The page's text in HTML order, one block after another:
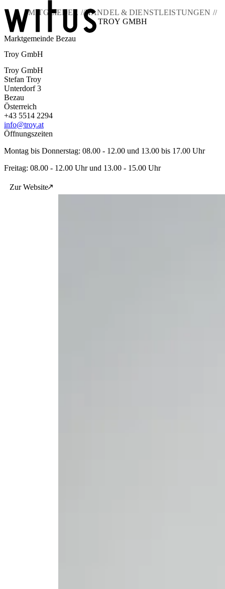
Blog
Über uns
Projekte
Mitglieder
Service
Kontakt
MITGLIEDER //HANDEL & DIENSTLEISTUNGEN //
TROY GMBH
Marktgemeinde Bezau
Troy GmbH
Troy GmbH
Stefan Troy
Unterdorf 3
Bezau
Österreich
+43 5514 2294
info@troy.at
Öffnungszeiten
Montag bis Donnerstag: 08.00 - 12.00 und 13.00 bis 17.00 Uhr
Freitag: 08.00 - 12.00 Uhr und 13.00 - 15.00 Uhr
Zur Website